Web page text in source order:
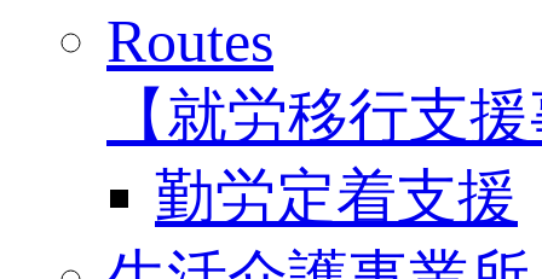
Routes
【就労移行支
勤労定着支援